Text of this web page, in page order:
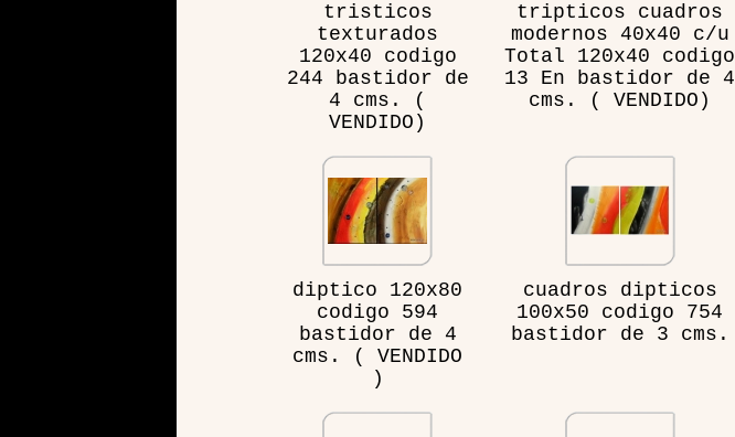
tristicos
texturados
120x40 codigo
244 bastidor de
4 cms. (
VENDIDO)
tripticos cuadros
modernos 40x40 c/u
Total 120x40 codigo
13 En bastidor de 4
cms. ( VENDIDO)
diptico 120x80
codigo 594
bastidor de 4
cms. ( VENDIDO
)
cuadros dipticos
100x50 codigo 754
bastidor de 3 cms.